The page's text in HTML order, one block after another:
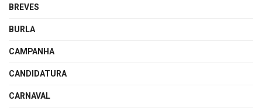
BREVES
BURLA
CAMPANHA
CANDIDATURA
CARNAVAL